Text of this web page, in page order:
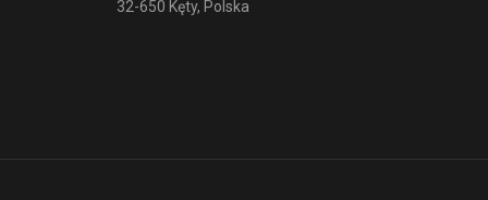
32-650 Kęty, Polska